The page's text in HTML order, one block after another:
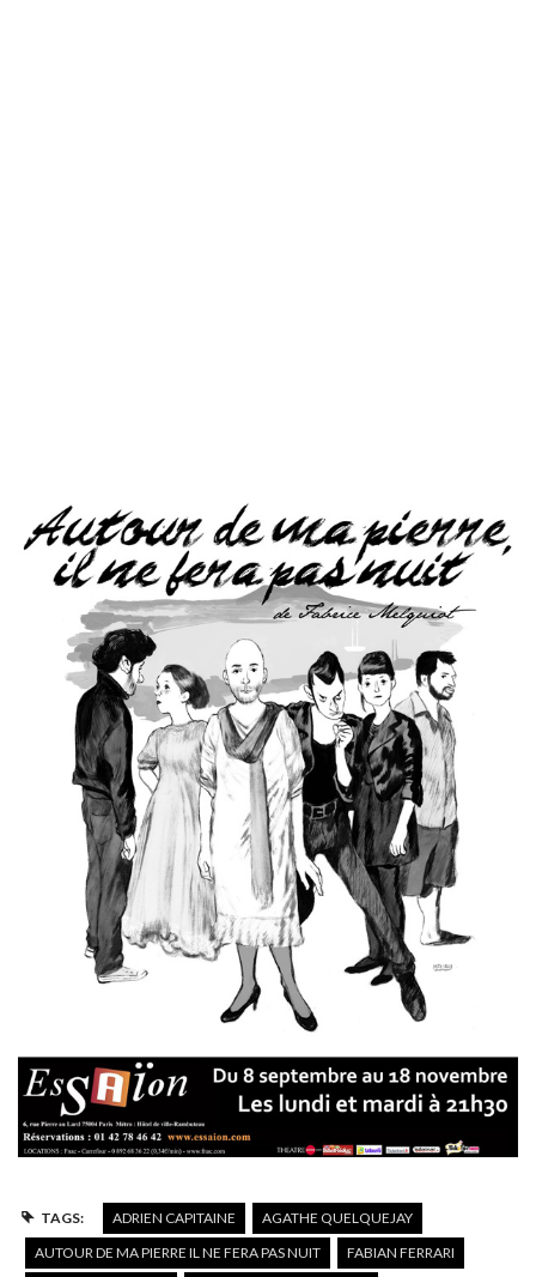
TAGS: ADRIEN CAPITAINE
AGATHE QUELQUEJAY
AUTOUR DE MA PIERRE IL NE FERA PAS NUIT
FABIAN FERRARI